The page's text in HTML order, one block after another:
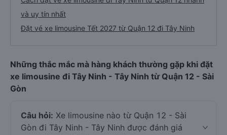
và uy tín nhất
Đặt vé xe limousine Tết 2027 từ Quận 12 đi Tây Ninh
Những thắc mắc mà hàng khách thường gặp khi đặt
xe limousine đi Tây Ninh - Tây Ninh từ Quận 12 - Sài
Gòn
Câu hỏi: Xe limousine nào từ Quận 12 - Sài
Gòn đi Tây Ninh - Tây Ninh được đánh giá